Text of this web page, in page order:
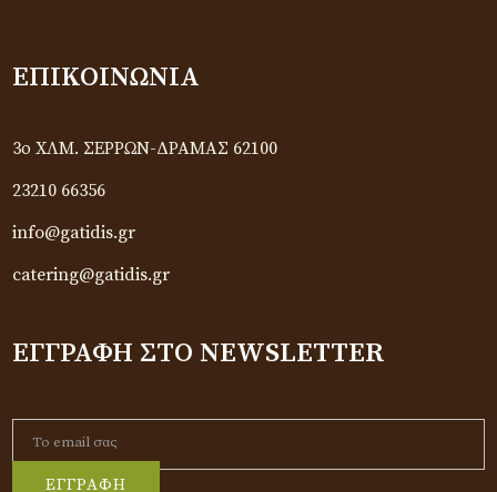
ΕΠΙΚΟΙΝΩΝΊΑ
3ο ΧΛΜ. ΣΕΡΡΩΝ-ΔΡΑΜΑΣ 62100
23210 66356
info@gatidis.gr
catering@gatidis.gr
ΕΓΓΡΑΦΉ ΣΤΟ NEWSLETTER
ΕΓΓΡΑΦΗ